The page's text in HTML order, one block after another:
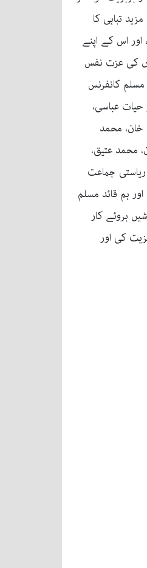
تباہی کا
اور اس کے اپنے
کی عزت نفس
کانفرنس
عباسی،
خان، محمد
محمد عتیق،
جماعت
ہم قائد مسلم
بروئے کار
کی اور